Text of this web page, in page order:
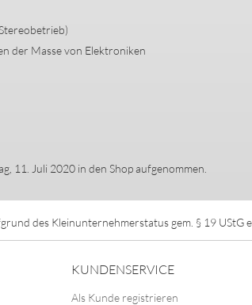
der Masse von Elektroniken
11. Juli 2020 in den Shop aufgenommen.
des Kleinunternehmerstatus gem. § 19 UStG
KUNDENSERVICE
Als Kunde registrieren